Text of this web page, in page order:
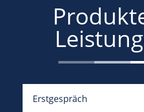
Erstgespräch